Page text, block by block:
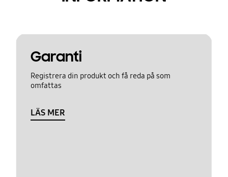
Garanti
Registrera din produkt och få reda på som
omfattas
LÄS MER